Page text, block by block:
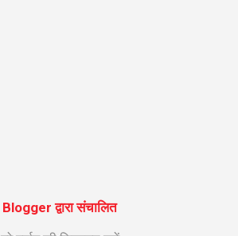
Blogger द्वारा संचालित